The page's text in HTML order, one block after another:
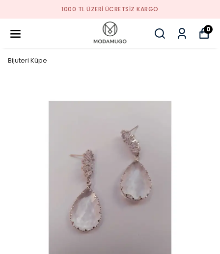
1000 TL ÜZERI ÜCRETSIZ KARGO
0
Bijuteri Küpe